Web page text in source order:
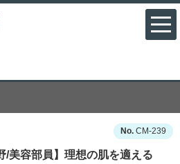
CM-239
/美容部員】理想の肌を適える